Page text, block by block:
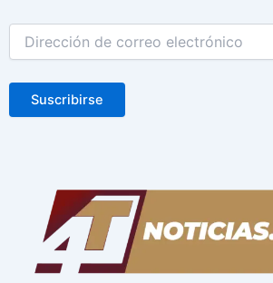
Suscribirse